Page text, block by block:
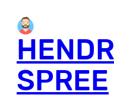
content
SPREE